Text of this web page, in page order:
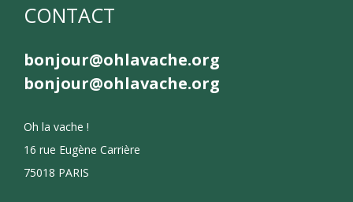
CONTACT
bonjour@ohlavache.org
bonjour@ohlavache.org
Oh la vache !
16 rue Eugène Carrière
75018 PARIS